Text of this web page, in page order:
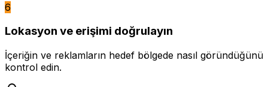
6
Lokasyon ve erişimi doğrulayın
İçeriğin ve reklamların hedef bölgede nasıl göründüğünü
kontrol edin.